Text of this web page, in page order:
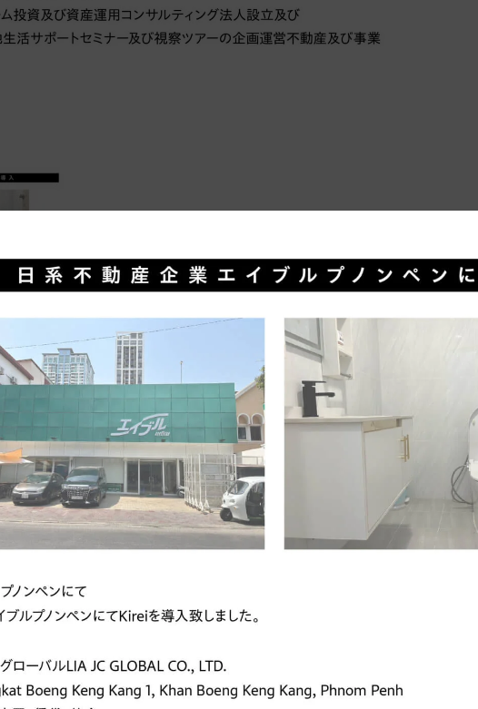
この記事のタイトルとURLをコピーする